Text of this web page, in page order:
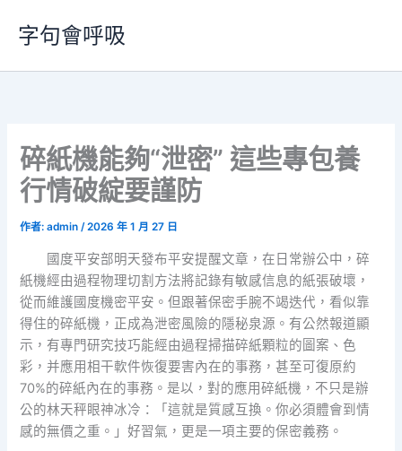
要
字句會呼吸
碎紙機能夠“泄密” 這些專包養
行情破綻要謹防
作者:admin/2026 年 1 月 27 日
國度平安部明天發布平安提醒文章，在日常辦公中，碎
紙機經由過程物理切割方法將記錄有敏感信息的紙張破壞，
從而維護國度機密平安。但跟著保密手腕不竭迭代，看似靠
得住的碎紙機，正成為泄密風險的隱秘泉源。有公然報道顯
示，有專門研究技巧能經由過程掃描碎紙顆粒的圖案、色
彩，并應用相干軟件恢復要害內在的事務，甚至可復原約
70%的碎紙內在的事務。是以，對的應用碎紙機，不只是辦
公的林天秤眼神冰冷：「這就是質感互換。你必須體會到情
感的無價之重。」好習氣，更是一項主要的保密義務。